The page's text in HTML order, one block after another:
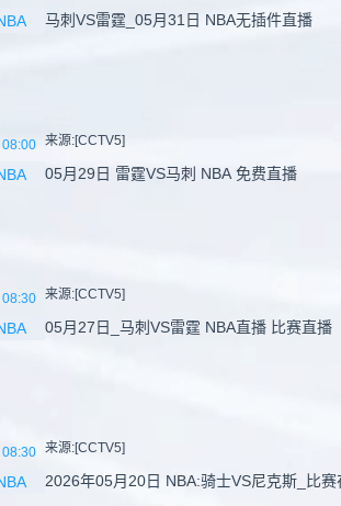
08:00
马刺VS雷霆_05月31日 NBA无插件直播
来源:[CCTV5]
08:30
05月29日 雷霆VS马刺 NBA 免费直播
来源:[CCTV5]
08:30
05月27日_马刺VS雷霆 NBA直播 比赛直播
来源:[CCTV5]
2026年05月20日 NBA:骑士VS尼克斯_比赛